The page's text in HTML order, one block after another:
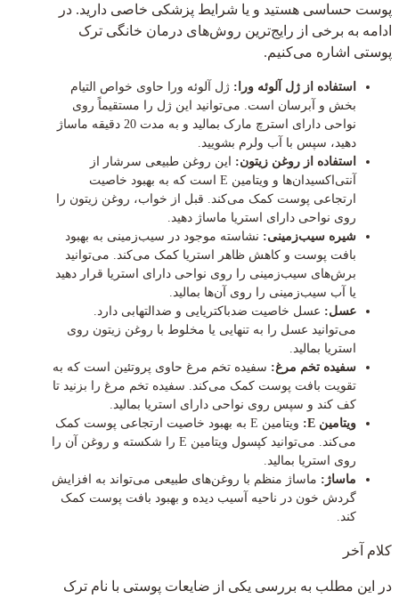
پوست حساسی هستید و یا شرایط پزشکی خاصی دارید. در
ادامه به برخی از رایج‌ترین روش‌های درمان خانگی ترک
پوستی اشاره می‌کنیم.
استفاده از ژل آلوئه ورا: ژل آلوئه ورا حاوی خواص التیام
بخش و آبرسان است. می‌توانید این ژل را مستقیماً روی
نواحی دارای استرچ مارک بمالید و به مدت 20 دقیقه ماساژ
دهید، سپس با آب ولرم بشویید.
استفاده از روغن زیتون: این روغن طبیعی سرشار از
آنتی‌اکسیدان‌ها و ویتامین E است که به بهبود خاصیت
ارتجاعی پوست کمک می‌کند. قبل از خواب، روغن زیتون را
روی نواحی دارای استریا ماساژ دهید.
شیره سیب‌زمینی: نشاسته موجود در سیب‌زمینی به بهبود
بافت پوست و کاهش ظاهر استریا کمک می‌کند. می‌توانید
برش‌های سیب‌زمینی را روی نواحی دارای استریا قرار دهید
یا آب سیب‌زمینی را روی آن‌ها بمالید.
عسل: عسل خاصیت ضدباکتریایی و ضدالتهابی دارد.
می‌توانید عسل را به تنهایی یا مخلوط با روغن زیتون روی
استریا بمالید.
سفیده تخم مرغ: سفیده تخم مرغ حاوی پروتئین است که به
تقویت بافت پوست کمک می‌کند. سفیده تخم مرغ را بزنید تا
کف کند و سپس روی نواحی دارای استریا بمالید.
ویتامین E:
ویتامین E به بهبود خاصیت ارتجاعی پوست کمک
می‌کند. می‌توانید کپسول ویتامین E را شکسته و روغن آن را
روی استریا بمالید.
ماساژ: ماساژ منظم با روغن‌های طبیعی می‌تواند به افزایش
گردش خون در ناحیه آسیب دیده و بهبود بافت پوست کمک
کند.
کلام آخر
در این مطلب به بررسی یکی از ضایعات پوستی با نام ترک